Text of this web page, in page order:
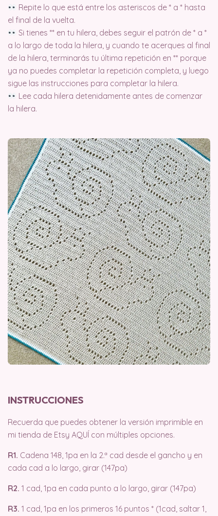
Repite lo que está entre los asteriscos de * a * hasta
el final de la vuelta.
Si tienes ** en tu hilera, debes seguir el patrón de * a *
a lo largo de toda la hilera, y cuando te acerques al final
de la hilera, terminarás tu última repetición en ** porque
ya no puedes completar la repetición completa, y luego
sigue las instrucciones para completar la hilera.
Lee cada hilera detenidamente antes de comenzar
la hilera.
INSTRUCCIONES
Recuerda que puedes obtener la versión imprimible en
mi tienda de Etsy AQUÍ con múltiples opciones.
R1. Cadena 148, 1pa en la 2.ª cad desde el gancho y en
cada cad a lo largo, girar (147pa)
R2. 1 cad, 1pa en cada punto a lo largo, girar (147pa)
R3. 1 cad, 1pa en los primeros 16 puntos * (1cad, saltar 1,